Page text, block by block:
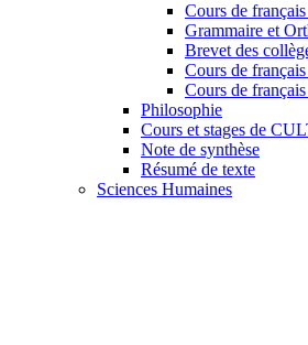
Cours de
Grammaire et
Brevet des
Cours de
Cours de
Philosophie
Cours et stages de
Note de synthèse
Résumé de texte
Sciences Humaines